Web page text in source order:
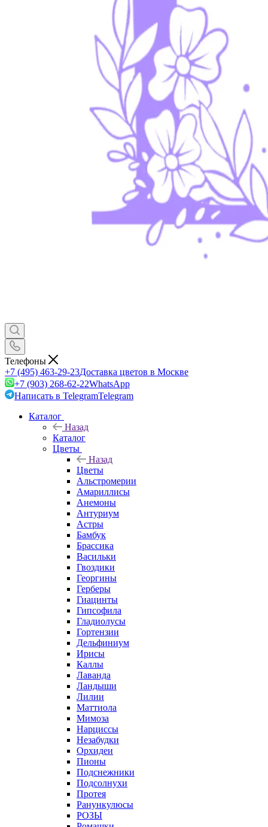
Телефоны
+7 (495) 463-29-23Доставка цветов в Москве
+7 (903) 268-62-22WhatsApp
Написать в TelegramTelegram
Каталог
Назад
Каталог
Цветы
Назад
Цветы
Альстромерии
Амариллисы
Анемоны
Антуриум
Астры
Бамбук
Брассика
Васильки
Гвоздики
Георгины
Герберы
Гиацинты
Гипсофила
Гладиолусы
Гортензии
Дельфиниум
Ирисы
Каллы
Лаванда
Ландыши
Лилии
Маттиола
Мимоза
Нарциссы
Незабудки
Орхидеи
Пионы
Подснежники
Подсолнухи
Протея
Ранункулюсы
РОЗЫ